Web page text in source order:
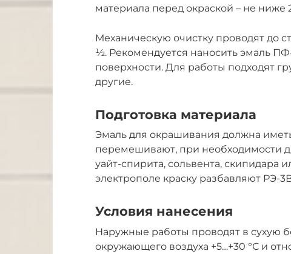
материала перед окраской – не ниже
Механическую очистку проводят до
½. Рекомендуется наносить эмаль
поверхности. Для работы подходят
другие.
Подготовка материала
Эмаль для окрашивания должна
перемешивают, при необходимости
уайт-спирита, сольвента, скипидара
электрополе краску разбавляют РЭ-
Условия нанесения
Наружные работы проводят в сухую
окружающего воздуха +5…+30 °С и